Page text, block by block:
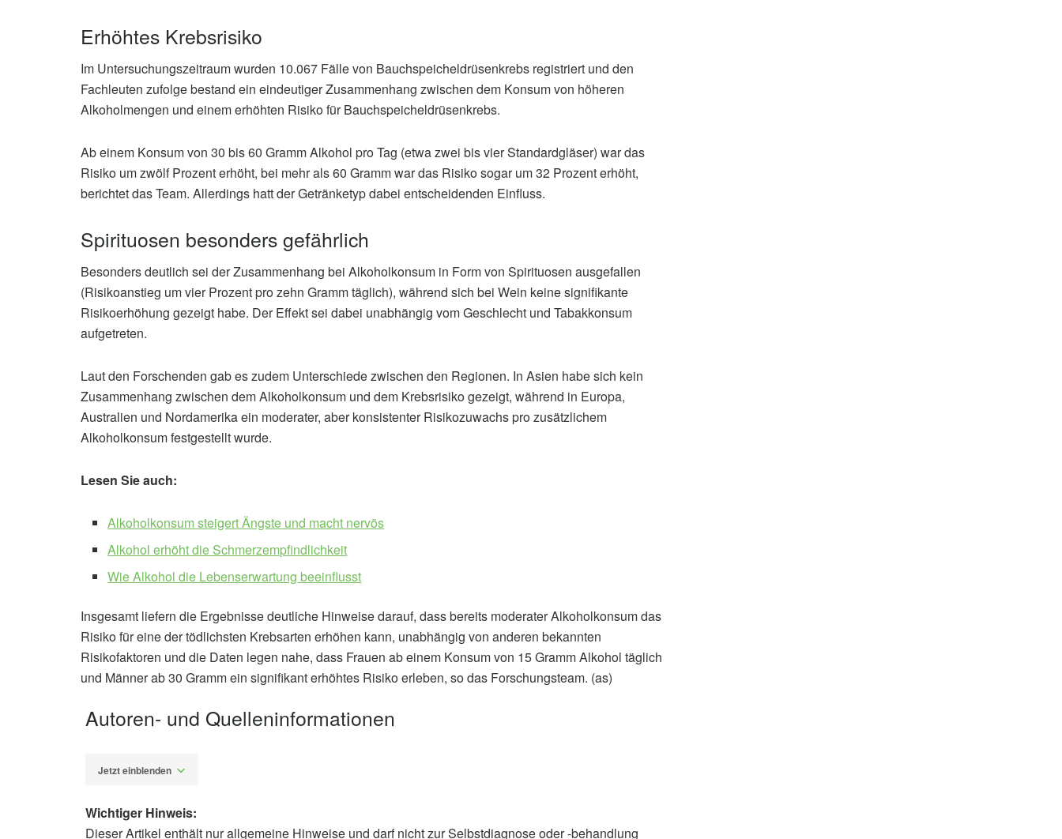
Erhöhtes Krebsrisiko
Im Untersuchungszeitraum wurden 10.067 Fälle von Bauchspeicheldrüsenkrebs registriert und den
Fachleuten zufolge bestand ein eindeutiger Zusammenhang zwischen dem Konsum von höheren
Alkoholmengen und einem erhöhten Risiko für Bauchspeicheldrüsenkrebs.
Ab einem Konsum von 30 bis 60 Gramm Alkohol pro Tag (etwa zwei bis vier Standardgläser) war das
Risiko um zwölf Prozent erhöht, bei mehr als 60 Gramm war das Risiko sogar um 32 Prozent erhöht,
berichtet das Team. Allerdings hatt der Getränketyp dabei entscheidenden Einfluss.
Spirituosen besonders gefährlich
Besonders deutlich sei der Zusammenhang bei Alkoholkonsum in Form von Spirituosen ausgefallen
(Risikoanstieg um vier Prozent pro zehn Gramm täglich), während sich bei Wein keine signifikante
Risikoerhöhung gezeigt habe. Der Effekt sei dabei unabhängig vom Geschlecht und Tabakkonsum
aufgetreten.
Laut den Forschenden gab es zudem Unterschiede zwischen den Regionen. In Asien habe sich kein
Zusammenhang zwischen dem Alkoholkonsum und dem Krebsrisiko gezeigt, während in Europa,
Australien und Nordamerika ein moderater, aber konsistenter Risikozuwachs pro zusätzlichem
Alkoholkonsum festgestellt wurde.
Lesen Sie auch:
Alkoholkonsum steigert Ängste und macht nervös
Alkohol erhöht die Schmerzempfindlichkeit
Wie Alkohol die Lebenserwartung beeinflusst
Insgesamt liefern die Ergebnisse deutliche Hinweise darauf, dass bereits moderater Alkoholkonsum das
Risiko für eine der tödlichsten Krebsarten erhöhen kann, unabhängig von anderen bekannten
Risikofaktoren und die Daten legen nahe, dass Frauen ab einem Konsum von 15 Gramm Alkohol täglich
und Männer ab 30 Gramm ein signifikant erhöhtes Risiko erleben, so das Forschungsteam. (as)
Autoren- und Quelleninformationen
Jetzt einblenden
Wichtiger Hinweis:
Dieser Artikel enthält nur allgemeine Hinweise und darf nicht zur Selbstdiagnose oder -behandlung